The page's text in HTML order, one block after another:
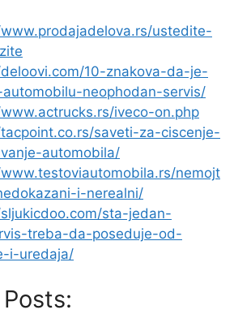
ustedite-
10-znakova-da-je-
neophodan-servis/
iveco-on.php
saveti-za-ciscenje-
automobila/
nemojt
i-nerealni/
sta-jedan-
treba-da-poseduje-od-
i-uredaja/